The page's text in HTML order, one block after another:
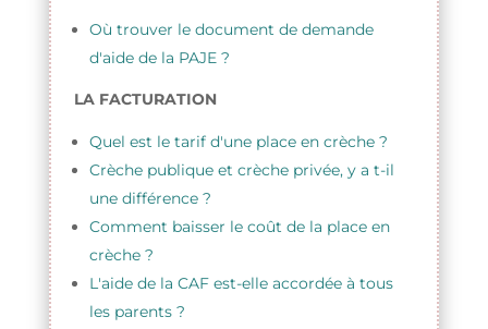
Où trouver le document de demande
d'aide de la PAJE ?
LA FACTURATION
Quel est le tarif d'une place en crèche ?
Crèche publique et crèche privée, y a t-il
une différence ?
Comment baisser le coût de la place en
crèche ?
L'aide de la CAF est-elle accordée à tous
les parents ?